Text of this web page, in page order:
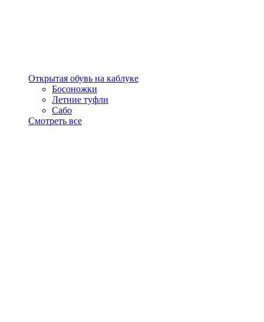
Открытая обувь на каблуке
Босоножки
Летние туфли
Сабо
Смотреть все